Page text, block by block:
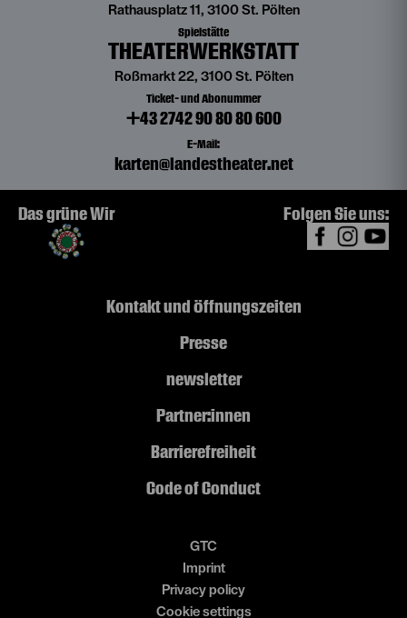
Rathausplatz 11, 3100 St. Pölten
Spielstätte
THEATERWERKSTATT
Roßmarkt 22, 3100 St. Pölten
Ticket- und Abonummer
+43 2742 90 80 80 600
E-Mail:
karten@landestheater.net
Das grüne Wir Folgen Sie uns:
Kontakt und Öffnungszeiten
Presse
newsletter
Partner:innen
Barrierefreiheit
Code of Conduct
GTC
Imprint
Privacy policy
Cookie settings